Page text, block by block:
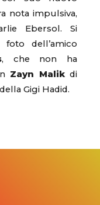
nota impulsiva,
Ebersol. Si
dell’amico
, che non ha
Zayn Malikdi
Gigi Hadid.